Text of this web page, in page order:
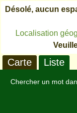
Désolé, aucun
Localisation
Carte Liste
Chercher un mot